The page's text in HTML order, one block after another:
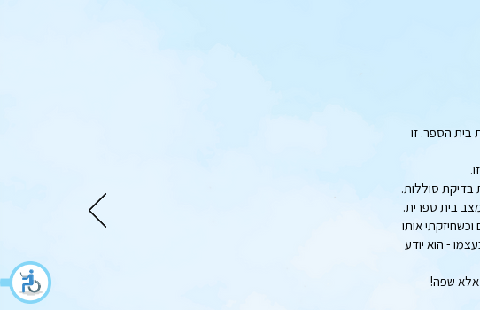
בית הספר. זו
בדיקת סוללות.
אותו
- הוא יודע
אלא שפה!